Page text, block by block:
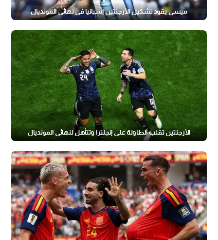
ميسي يقود تشكيل الأرجنتين إسبانيا في نهائي المونديال
الأرجنتين تقلب الطاولة على إنجلترا وتتأهل لنهائي المونديال